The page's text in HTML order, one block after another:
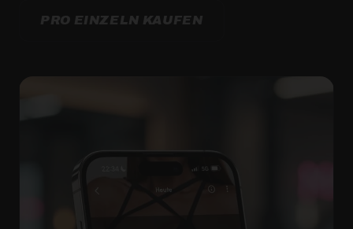
PRO EINZELN KAUFEN